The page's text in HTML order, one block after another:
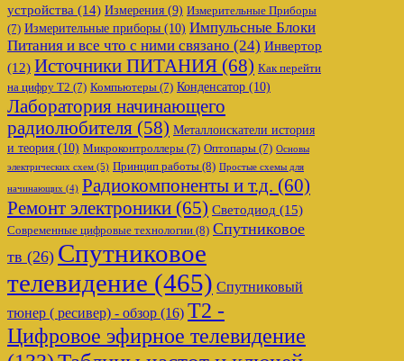
устройства (14) Измерения (9) Измерительные Приборы
(7) Измерительные приборы (10) Импульсные Блоки
Питания и все что с ними связано (24) Инвертор
(12) Источники ПИТАНИЯ (68) Как перейти
на цифру Т2 (7) Компьютеры (7) Конденсатор (10)
Лаборатория начинающего
радиолюбителя (58) Металлоискатели история
и теория (10) Микроконтроллеры (7) Оптопары (7) Основы
электрических схем (5) Принцип работы (8) Простые схемы для
начинающих (4) Радиокомпоненты и т.д. (60)
Ремонт электроники (65) Светодиод (15)
Современные цифровые технологии (8) Спутниковое
тв (26) Спутниковое
телевидение (465) Спутниковый
тюнер ( ресивер) - обзор (16) Т2 -
Цифровое эфирное телевидение